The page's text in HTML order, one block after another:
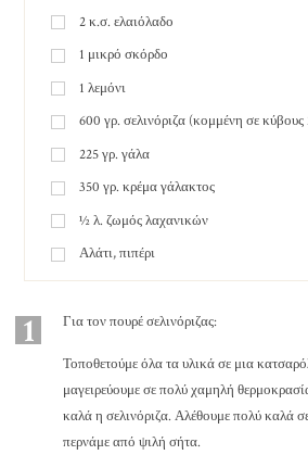
2 κ.σ. ελαιόλαδο
1 μικρό σκόρδο
1 λεμόνι
600 γρ. σελινόριζα (κομμένη σε κύβους
225 γρ. γάλα
350 γρ. κρέμα γάλακτος
½ λ. ζωμός λαχανικών
Αλάτι, πιπέρι
1 Για τον πουρέ σελινόριζας:
Τοποθετούμε όλα τα υλικά σε μια
μαγειρεύουμε σε πολύ χαμηλή
καλά η σελινόριζα. Αλέθουμε πολύ καλά
περνάμε από ψιλή σήτα.